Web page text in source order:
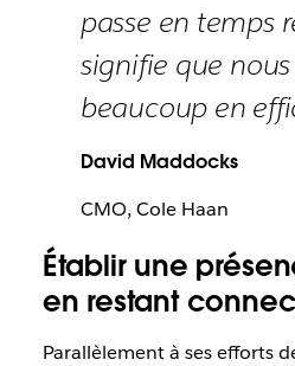
passe en temps
signifie que
beaucoup en
David Maddocks
CMO, Cole Haan
Établir une
en restant
Parallèlement à ses efforts